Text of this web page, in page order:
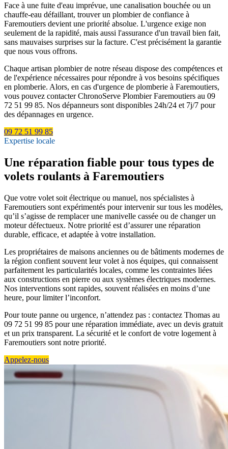
Face à une fuite d'eau imprévue, une canalisation bouchée ou un
chauffe-eau défaillant, trouver un plombier de confiance à
Faremoutiers devient une priorité absolue. L'urgence exige non
seulement de la rapidité, mais aussi l'assurance d'un travail bien fait,
sans mauvaises surprises sur la facture. C'est précisément la garantie
que nous vous offrons.
Chaque artisan plombier de notre réseau dispose des compétences et
de l'expérience nécessaires pour répondre à vos besoins spécifiques
en plomberie. Alors, en cas d'urgence de plomberie à Faremoutiers,
vous pouvez contacter ChronoServe Plombier Faremoutiers au 09
72 51 99 85. Nos dépanneurs sont disponibles 24h/24 et 7j/7 pour
des dépannages en urgence.
09 72 51 99 85
Expertise locale
Une réparation fiable pour tous types de
volets roulants à Faremoutiers
Que votre volet soit électrique ou manuel, nos spécialistes à
Faremoutiers sont expérimentés pour intervenir sur tous les modèles,
qu’il s’agisse de remplacer une manivelle cassée ou de changer un
moteur défectueux. Notre priorité est d’assurer une réparation
durable, efficace, et adaptée à votre installation.
Les propriétaires de maisons anciennes ou de bâtiments modernes de
la région confient souvent leur volet à nos équipes, qui connaissent
parfaitement les particularités locales, comme les contraintes liées
aux constructions en pierre ou aux systèmes électriques modernes.
Nos interventions sont rapides, souvent réalisées en moins d’une
heure, pour limiter l’inconfort.
Pour toute panne ou urgence, n’attendez pas : contactez Thomas au
09 72 51 99 85 pour une réparation immédiate, avec un devis gratuit
et un prix transparent. La sécurité et le confort de votre logement à
Faremoutiers sont notre priorité.
Appelez-nous